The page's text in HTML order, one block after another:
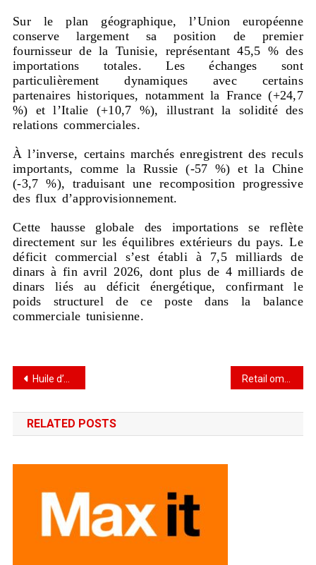
Sur le plan géographique, l’Union européenne
conserve largement sa position de premier
fournisseur de la Tunisie, représentant 45,5 % des
importations totales. Les échanges sont
particulièrement dynamiques avec certains
partenaires historiques, notamment la France (+24,7
%) et l’Italie (+10,7 %), illustrant la solidité des
relations commerciales.
À l’inverse, certains marchés enregistrent des reculs
importants, comme la Russie (-57 %) et la Chine
(-3,7 %), traduisant une recomposition progressive
des flux d’approvisionnement.
Cette hausse globale des importations se reflète
directement sur les équilibres extérieurs du pays. Le
déficit commercial s’est établi à 7,5 milliards de
dinars à fin avril 2026, dont plus de 4 milliards de
dinars liés au déficit énergétique, confirmant le
poids structurel de ce poste dans la balance
commerciale tunisienne.
Huile d’olive tunisienne : les exportations enregistrent une croissance record de 69 % en 2026
RELATED POSTS